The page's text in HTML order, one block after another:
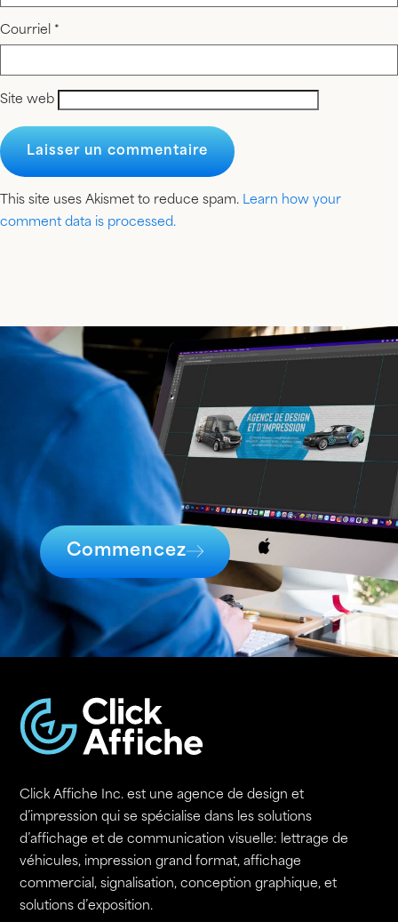
Courriel *
Site web
This site uses Akismet to reduce spam. Learn how your
comment data is processed.
Commencez
Click Affiche Inc. est une agence de design et
d’impression qui se spécialise dans les solutions
d’affichage et de communication visuelle: lettrage de
véhicules, impression grand format, affichage
commercial, signalisation, conception graphique, et
solutions d’exposition.